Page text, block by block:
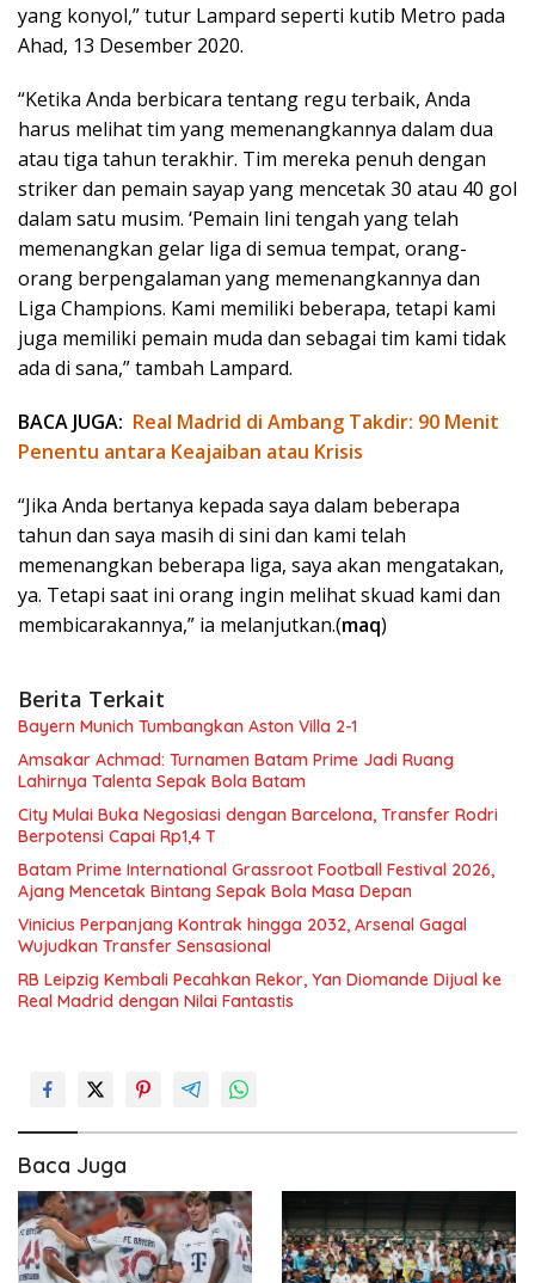
yang konyol,” tutur Lampard seperti kutib Metro pada
Ahad, 13 Desember 2020.
“Ketika Anda berbicara tentang regu terbaik, Anda
harus melihat tim yang memenangkannya dalam dua
atau tiga tahun terakhir. Tim mereka penuh dengan
striker dan pemain sayap yang mencetak 30 atau 40 gol
dalam satu musim. ‘Pemain lini tengah yang telah
memenangkan gelar liga di semua tempat, orang-
orang berpengalaman yang memenangkannya dan
Liga Champions. Kami memiliki beberapa, tetapi kami
juga memiliki pemain muda dan sebagai tim kami tidak
ada di sana,” tambah Lampard.
BACA JUGA: Real Madrid di Ambang Takdir: 90 Menit
Penentu antara Keajaiban atau Krisis
“Jika Anda bertanya kepada saya dalam beberapa
tahun dan saya masih di sini dan kami telah
memenangkan beberapa liga, saya akan mengatakan,
ya. Tetapi saat ini orang ingin melihat skuad kami dan
membicarakannya,” ia melanjutkan.(maq)
Berita Terkait
Bayern Munich Tumbangkan Aston Villa 2-1
Amsakar Achmad: Turnamen Batam Prime Jadi Ruang
Lahirnya Talenta Sepak Bola Batam
City Mulai Buka Negosiasi dengan Barcelona, Transfer Rodri
Berpotensi Capai Rp1,4 T
Batam Prime International Grassroot Football Festival 2026,
Ajang Mencetak Bintang Sepak Bola Masa Depan
Vinicius Perpanjang Kontrak hingga 2032, Arsenal Gagal
Wujudkan Transfer Sensasional
RB Leipzig Kembali Pecahkan Rekor, Yan Diomande Dijual ke
Real Madrid dengan Nilai Fantastis
Baca Juga